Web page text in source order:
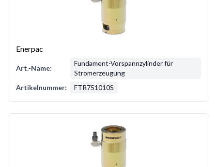
Enerpac
Art.-Name:
Fundament-Vorspannzylinder für
Stromerzeugung
Artikelnummer:
FTR751010S